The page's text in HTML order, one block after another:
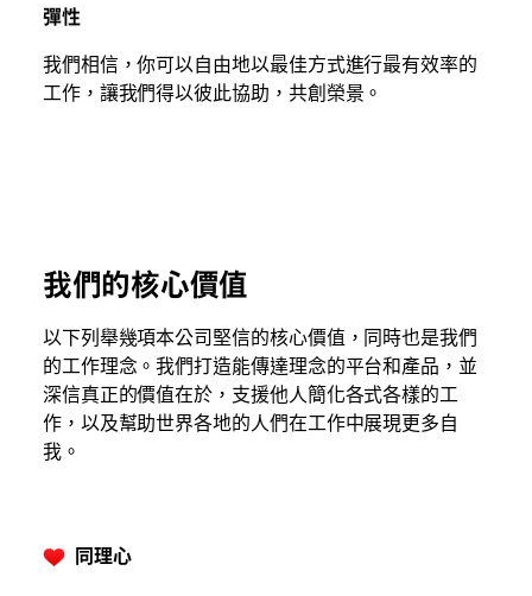
彈性
我們相信，你可以自由地以最佳方式進行最有效率的
工作，讓我們得以彼此協助，共創榮景。
我們的核心價值
以下列舉幾項本公司堅信的核心價值，同時也是我們
的工作理念。我們打造能傳達理念的平台和產品，並
深信真正的價值在於，支援他人簡化各式各樣的工
作，以及幫助世界各地的人們在工作中展現更多自
我。
同理心